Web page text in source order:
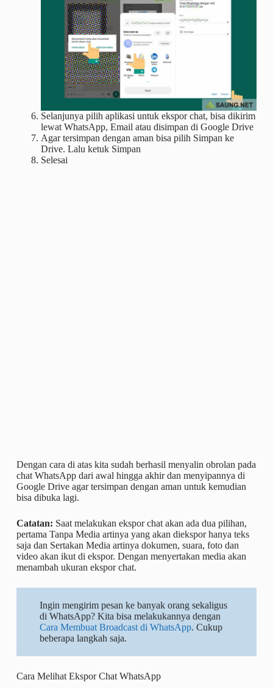
Selanjunya pilih aplikasi untuk ekspor chat, bisa dikirim
lewat WhatsApp, Email atau disimpan di Google Drive
Agar tersimpan dengan aman bisa pilih Simpan ke
Drive. Lalu ketuk Simpan
Selesai
Dengan cara di atas kita sudah berhasil menyalin obrolan pada
chat WhatsApp dari awal hingga akhir dan menyipannya di
Google Drive agar tersimpan dengan aman untuk kemudian
bisa dibuka lagi.
Catatan: Saat melakukan ekspor chat akan ada dua pilihan,
pertama Tanpa Media artinya yang akan diekspor hanya teks
saja dan Sertakan Media artinya dokumen, suara, foto dan
video akan ikut di ekspor. Dengan menyertakan media akan
menambah ukuran ekspor chat.
Ingin mengirim pesan ke banyak orang sekaligus
di WhatsApp? Kita bisa melakukannya dengan
Cara Membuat Broadcast di WhatsApp. Cukup
beberapa langkah saja.
Cara Melihat Ekspor Chat WhatsApp